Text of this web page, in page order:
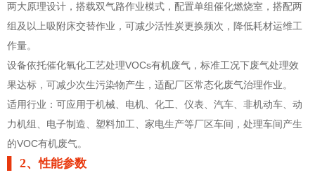
两大原理设计，搭载双气路作业模式，配置单组催化燃烧室，搭配两
组及以上吸附床交替作业，可减少活性炭更换频次，降低耗材运维工
作量。
设备依托催化氧化工艺处理VOCs有机废气，标准工况下废气处理效
果达标，可减少次生污染物产生，适配厂区常态化废气治理作业。
适用行业：可应用于机械、电机、化工、仪表、汽车、非机动车、动
力机组、电子制造、塑料加工、家电生产等厂区车间，处理车间产生
的VOC有机废气。
▌ 2、性能参数